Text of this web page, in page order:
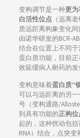
变构调节是一种更为
白活性位点 （远离
质远距离构象变化间
由诺华研发的BCR-
结合在位置上不同
蛋白质功能，目前
效延缓病人耐药的发
变构意味着蛋白质“
可以与远距离的另
号（变构通路/
到具有功能的正构位
起的，这种扰动包
RNA）结合，点突变